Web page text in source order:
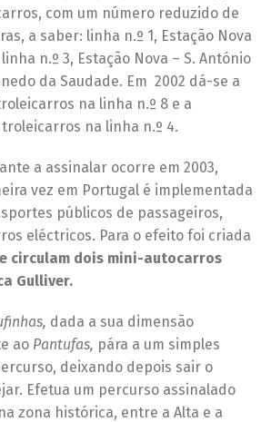
com um número reduzido de
a saber: linha n.º 1, Estação Nova
n.º 3, Estação Nova – S. António
da Saudade. Em 2002 dá-se a
na linha n.º 8 e a
na linha n.º 4.
a assinalar ocorre em 2003,
vez em Portugal é implementada
públicos de passageiros,
eléctricos. Para o efeito foi criada
circulam dois mini-autocarros
Gulliver.
dada a sua dimensão
ao Pantufas, pára a um simples
deixando depois sair o
Efetua um percurso assinalado
zona histórica, entre a Alta e a